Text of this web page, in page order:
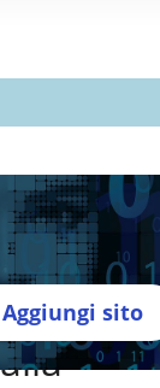
Aggiungi sito